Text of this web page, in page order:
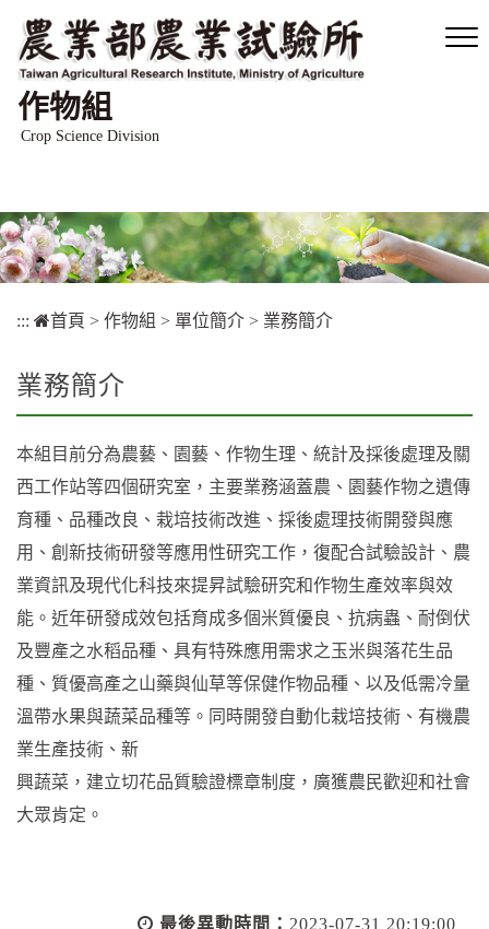
作物組
Crop Science Division
::: 首頁 > 作物組 > 單位簡介 > 業務簡介
業務簡介
本組目前分為農藝、園藝、作物生理、統計及採後處理及關
西工作站等四個研究室，主要業務涵蓋農、園藝作物之遺傳
育種、品種改良、栽培技術改進、採後處理技術開發與應
用、創新技術研發等應用性研究工作，復配合試驗設計、農
業資訊及現代化科技來提昇試驗研究和作物生產效率與效
能。近年研發成效包括育成多個米質優良、抗病蟲、耐倒伏
及豐產之水稻品種、具有特殊應用需求之玉米與落花生品
種、質優高產之山藥與仙草等保健作物品種、以及低需冷量
溫帶水果與蔬菜品種等。同時開發自動化栽培技術、有機農
業生產技術、新
興蔬菜，建立切花品質驗證標章制度，廣獲農民歡迎和社會
大眾肯定。
最後異動時間： 2023-07-31 20:19:00